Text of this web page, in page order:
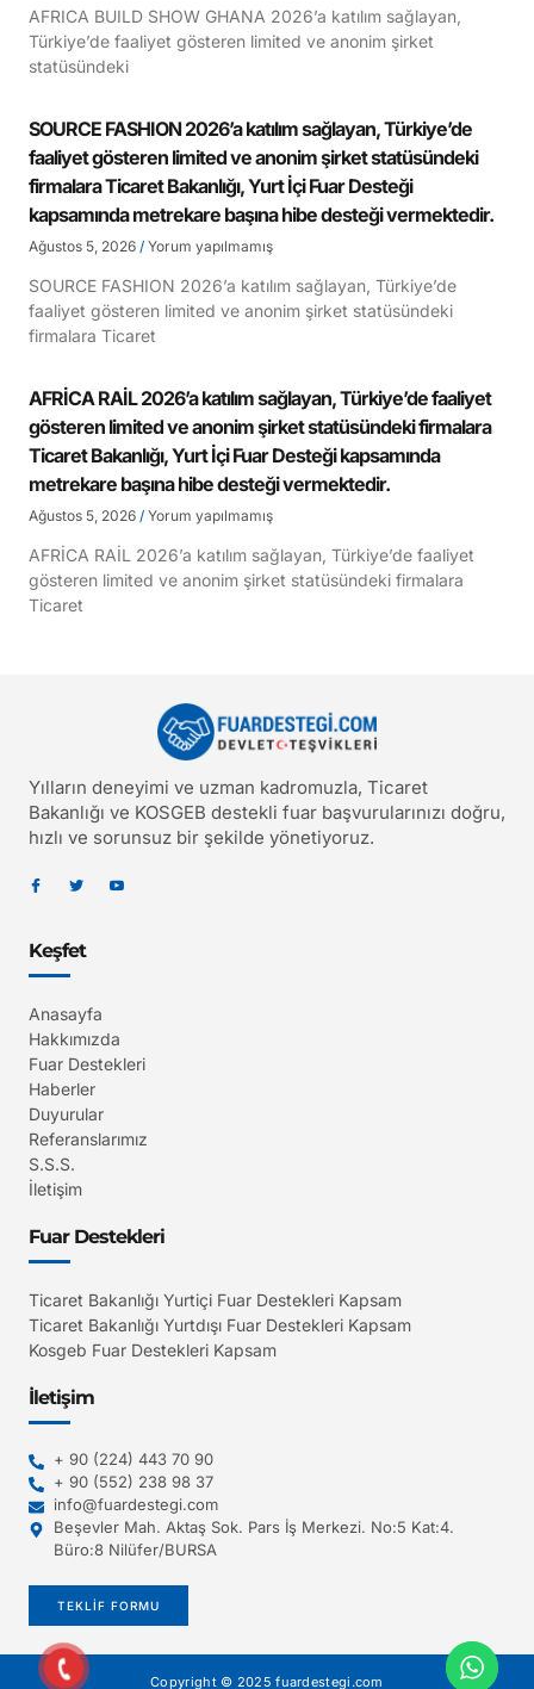
AFRICA BUILD SHOW GHANA 2026’a katılım sağlayan,
Türkiye’de faaliyet gösteren limited ve anonim şirket
statüsündeki
SOURCE FASHION 2026’a katılım sağlayan, Türkiye’de
faaliyet gösteren limited ve anonim şirket statüsündeki
firmalara Ticaret Bakanlığı, Yurt İçi Fuar Desteği
kapsamında metrekare başına hibe desteği vermektedir.
Ağustos 5, 2026 Yorum yapılmamış
SOURCE FASHION 2026’a katılım sağlayan, Türkiye’de
faaliyet gösteren limited ve anonim şirket statüsündeki
firmalara Ticaret
AFRİCA RAİL 2026’a katılım sağlayan, Türkiye’de faaliyet
gösteren limited ve anonim şirket statüsündeki firmalara
Ticaret Bakanlığı, Yurt İçi Fuar Desteği kapsamında
metrekare başına hibe desteği vermektedir.
Ağustos 5, 2026 Yorum yapılmamış
AFRİCA RAİL 2026’a katılım sağlayan, Türkiye’de faaliyet
gösteren limited ve anonim şirket statüsündeki firmalara
Ticaret
Yılların deneyimi ve uzman kadromuzla, Ticaret
Bakanlığı ve KOSGEB destekli fuar başvurularınızı doğru,
hızlı ve sorunsuz bir şekilde yönetiyoruz.
Keşfet
Anasayfa
Hakkımızda
Fuar Destekleri
Haberler
Duyurular
Referanslarımız
S.S.S.
İletişim
Fuar Destekleri
Ticaret Bakanlığı Yurtiçi Fuar Destekleri Kapsam
Ticaret Bakanlığı Yurtdışı Fuar Destekleri Kapsam
Kosgeb Fuar Destekleri Kapsam
İletişim
+ 90 (224) 443 70 90
+ 90 (552) 238 98 37
info@fuardestegi.com
Beşevler Mah. Aktaş Sok. Pars İş Merkezi. No:5 Kat:4.
Büro:8 Nilüfer/BURSA
TEKLİF FORMU
Copyright © 2025 fuardestegi.com